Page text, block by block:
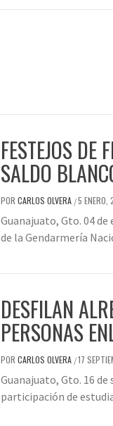
FESTEJOS DE
SALDO
POR CARLOS OLVERA /5 ENERO,
Guanajuato, Gto. 04
de la Gendarmería
DESFILAN
PERSONAS
POR CARLOS OLVERA /17
Guanajuato, Gto. 16
participación de